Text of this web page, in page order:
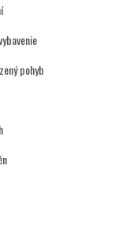
pohyb